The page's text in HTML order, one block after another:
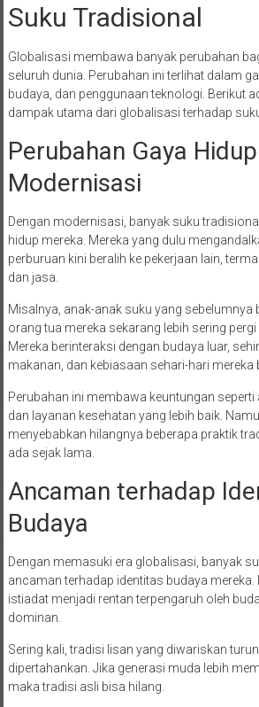
Suku Tradisional
Globalisasi membawa banyak perubahan
seluruh dunia. Perubahan ini terlihat dalam
budaya, dan penggunaan teknologi. Berikut
dampak utama dari globalisasi terhadap
Perubahan Gaya
Modernisasi
Dengan modernisasi, banyak suku
hidup mereka. Mereka yang dulu
perburuan kini beralih ke pekerjaan lain,
dan jasa.
Misalnya, anak-anak suku yang sebelumnya
orang tua mereka sekarang lebih sering
Mereka berinteraksi dengan budaya luar,
makanan, dan kebiasaan sehari-hari mereka
Perubahan ini membawa keuntungan seperti
dan layanan kesehatan yang lebih baik.
menyebabkan hilangnya beberapa praktik
ada sejak lama.
Ancaman terhadap
Budaya
Dengan memasuki era globalisasi, banyak
ancaman terhadap identitas budaya mereka.
istiadat menjadi rentan terpengaruh oleh
dominan.
Sering kali, tradisi lisan yang diwariskan
dipertahankan. Jika generasi muda lebih
maka tradisi asli bisa hilang.